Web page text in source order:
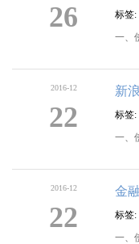
26 标签:
一、
2016-12
22
新
标签:
一、
2016-12
22
金
标签:
一、